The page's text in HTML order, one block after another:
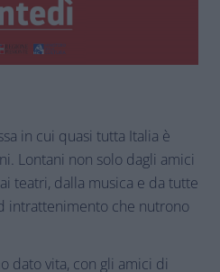
in cui quasi tutta Italia è
Lontani non solo dagli amici
teatri, dalla musica e da tutte
intrattenimento che nutrono
dato vita, con gli amici di